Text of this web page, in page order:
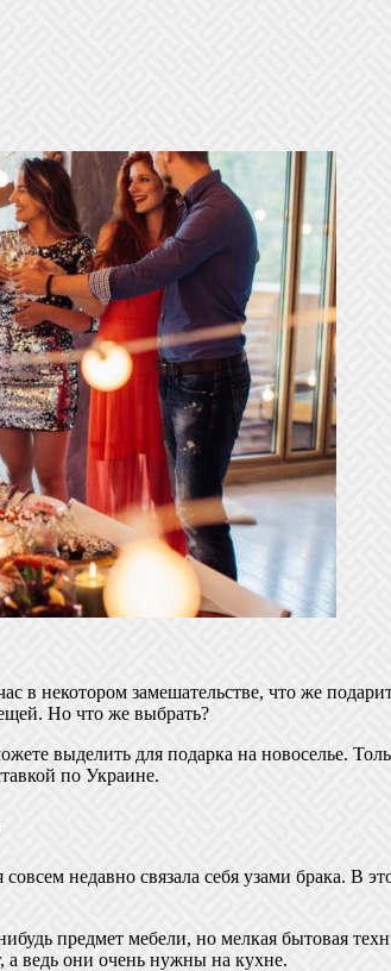
в некотором замешательстве, что же
Но что же выбрать?
выделить для подарка на новоселье.
по Украине.
недавно связала себя узами брака.
предмет мебели, но мелкая бытовая
а ведь они очень нужны на кухне.